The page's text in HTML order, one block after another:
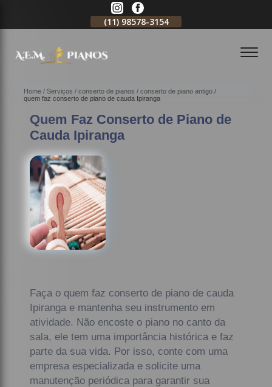
(11) 98578-3154
Home Serviços conserto de pianos
conserto de piano antigo
quem faz conserto de piano de cauda Ipiranga
Quem Faz Conserto de Piano de
Cauda Ipiranga
Faça o quem faz conserto de piano de cauda
Ipiranga e mantenha seu instrumento em
atividade. Não encoste o piano no canto da
sala, ele tem uma importância histórica e faz
parte da sua vida. Por isso, conte com uma
empresa especializada e solicite uma
manutenção periódica para garantir sua